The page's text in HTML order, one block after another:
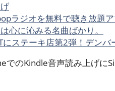
ラジオを無料で聴き放題
心に沁みる名曲ばかり。
ステーキ店第2弾！デン
でのKindle音声読み上げに